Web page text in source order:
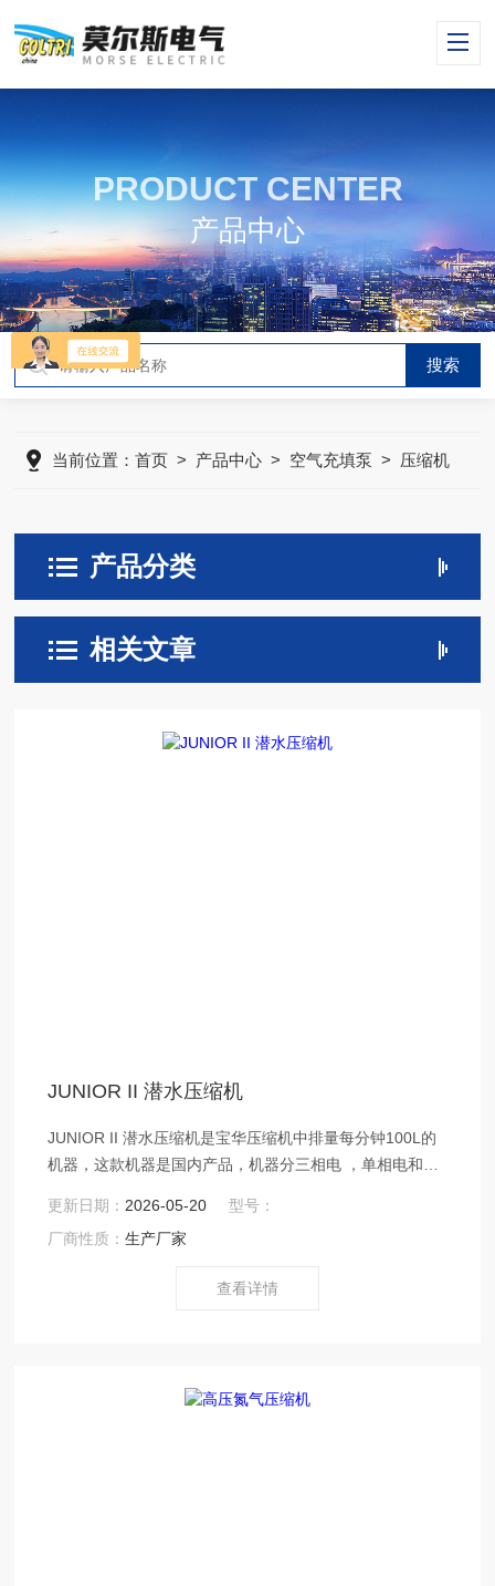
PRODUCT CENTER
产品中心
当前位置：首页 > 产品中心 > 空气充填泵 > 压缩机
产品分类
相关文章
JUNIOR II 潜水压缩机
JUNIOR II 潜水压缩机是宝华压缩机中排量每分钟100L的
机器，这款机器是国内产品，机器分三相电 ，单相电和汽
更新日期： 2026-05-20
型号：
厂商性质：生产厂家
查看详情